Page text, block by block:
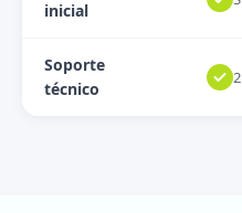
inicial
Soporte
técnico